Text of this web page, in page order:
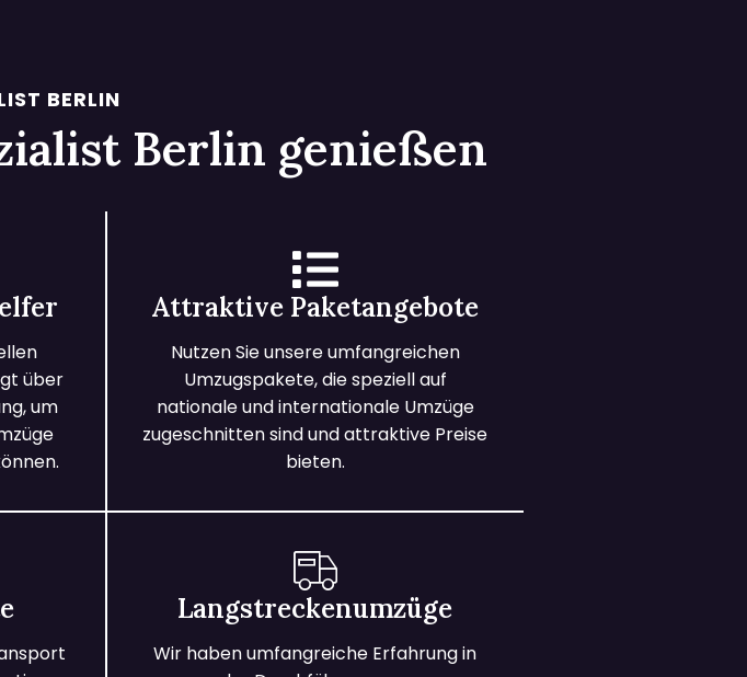
BERLIN
Berlin genießen
über
um
Attraktive Paketangebote
Nutzen Sie unsere umfangreichen
Umzugspakete, die speziell auf
nationale und internationale Umzüge
zugeschnitten sind und attraktive Preise
bieten.
Langstreckenumzüge
Wir haben umfangreiche Erfahrung in